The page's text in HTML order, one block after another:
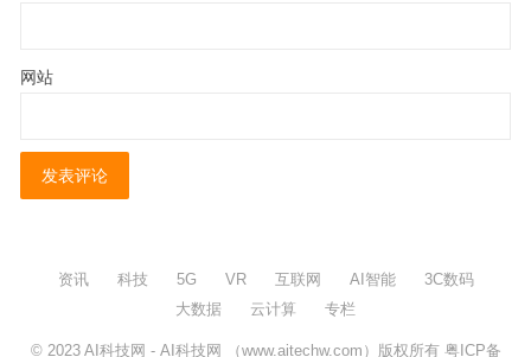
网站
资讯 科技 5G VR 互联网 AI智能
3C数码
大数据
云计算 专栏
© 2023 AI科技网 - AI科技网 （www.aitechw.com）版权所有粤ICP备